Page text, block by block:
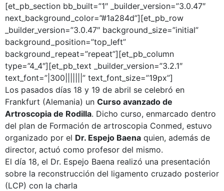
[et_pb_section bb_built=”1″ _builder_version=”3.0.47″
next_background_color=”#1a284d”][et_pb_row
_builder_version=”3.0.47″ background_size=”initial”
background_position=”top_left”
background_repeat=”repeat”][et_pb_column
type=”4_4″][et_pb_text _builder_version=”3.2.1″
text_font=”|300|||||||” text_font_size=”19px”]
Los pasados días 18 y 19 de abril se celebró en
Frankfurt (Alemania) un Curso avanzado de
Artroscopia de Rodilla. Dicho curso, enmarcado dentro
del plan de Formación de artroscopia Conmed, estuvo
organizado por el Dr. Espejo Baena quien, además de
director, actuó como profesor del mismo.
El día 18, el Dr. Espejo Baena realizó una presentación
sobre la reconstrucción del ligamento cruzado posterior
(LCP) con la charla